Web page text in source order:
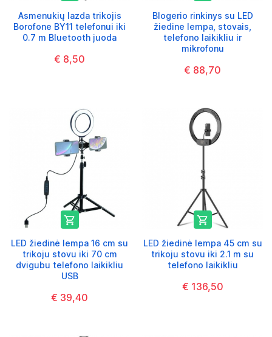
Asmenukių lazda trikojis
Borofone BY11 telefonui iki
0.7 m Bluetooth juoda
€ 8,50
Blogerio rinkinys su LED
žiedine lempa, stovais,
telefono laikikliu ir
mikrofonu
€ 88,70

LED žiedinė lempa 16 cm su
trikoju stovu iki 70 cm
dvigubu telefono laikikliu
USB
€ 39,40

LED žiedinė lempa 45 cm su
trikoju stovu iki 2.1 m su
telefono laikikliu
€ 136,50